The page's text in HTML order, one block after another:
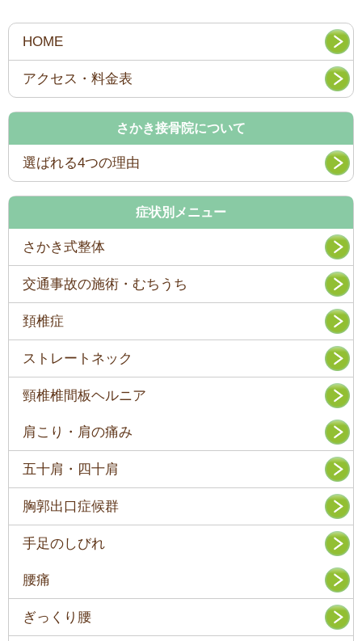
さかき接骨院について
選ばれる4つの理由
症状別メニュー
さかき式整体
交通事故の施術・むちうち
頚椎症
ストレートネック
頸椎椎間板ヘルニア
肩こり・肩の痛み
五十肩・四十肩
胸郭出口症候群
手足のしびれ
腰痛
ぎっくり腰